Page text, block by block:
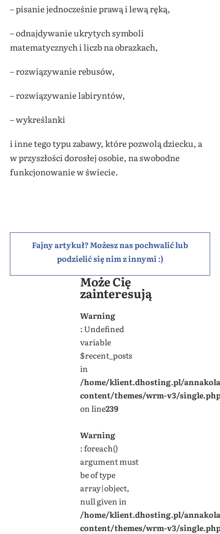
– pisanie jednocześnie prawą i lewą ręką,
– odnajdywanie ukrytych symboli
matematycznych i liczb na obrazkach,
– rozwiązywanie rebusów,
– rozwiązywanie labiryntów,
– wykreślanki
i inne tego typu zabawy, które pozwolą dziecku, a
w przyszłości dorosłej osobie, na swobodne
funkcjonowanie w świecie.
Fajny artykuł? Możesz nas pochwalić lub
podzielić się nim z innymi :)
Może Cię
zainteresują
Warning
: Undefined
variable
$recent_posts
in
/home/klient.dhosting.pl/
content/themes/wrm-v3/
on line239
Warning
: foreach()
argument must
be of type
array|object,
null given in
/home/klient.dhosting.pl/
content/themes/wrm-v3/